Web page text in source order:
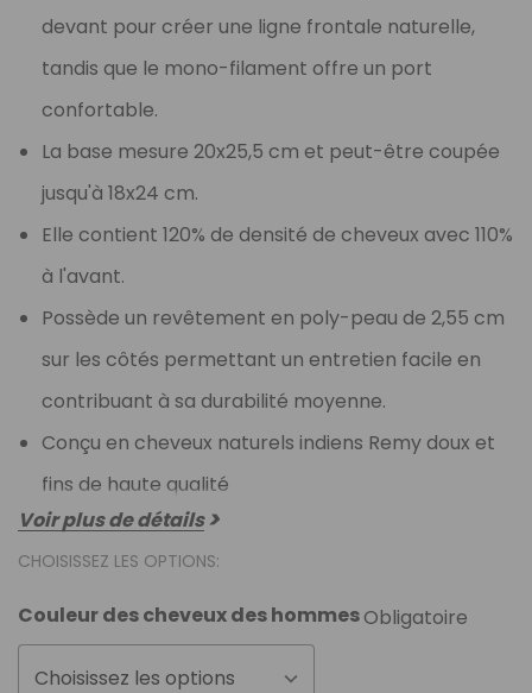
devant pour créer une ligne frontale naturelle,
tandis que le mono-filament offre un port
confortable.
La base mesure 20x25,5 cm et peut-être coupée
jusqu'à 18x24 cm.
Elle contient 120% de densité de cheveux avec 110%
à l'avant.
Possède un revêtement en poly-peau de 2,55 cm
sur les côtés permettant un entretien facile en
contribuant à sa durabilité moyenne.
Conçu en cheveux naturels indiens Remy doux et
fins de haute qualité
Voir plus de détails
CHOISISSEZ LES OPTIONS:
Couleur des cheveux des hommesObligatoire
Choisissez les options